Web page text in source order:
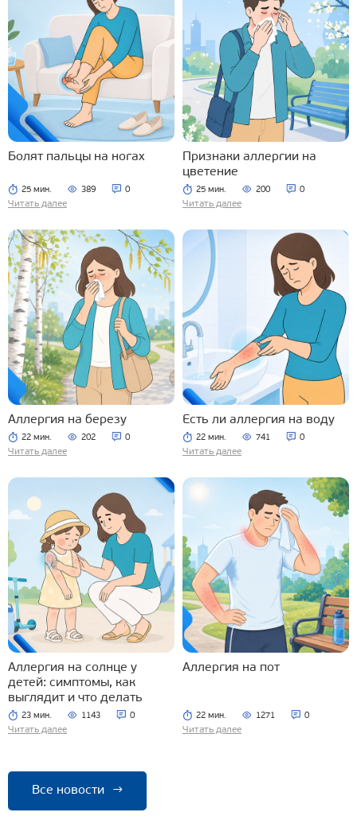
Болят пальцы на ногах
25 мин. 389 0
Читать далее
Признаки аллергии на
цветение
25 мин. 200 0
Читать далее
Аллергия на березу
22 мин. 202 0
Читать далее
Есть ли аллергия на воду
22 мин. 741 0
Читать далее
Аллергия на солнце у
детей: симптомы, как
выглядит и что делать
23 мин. 1143 0
Читать далее
Аллергия на пот
22 мин. 1271 0
Читать далее
Все новости →